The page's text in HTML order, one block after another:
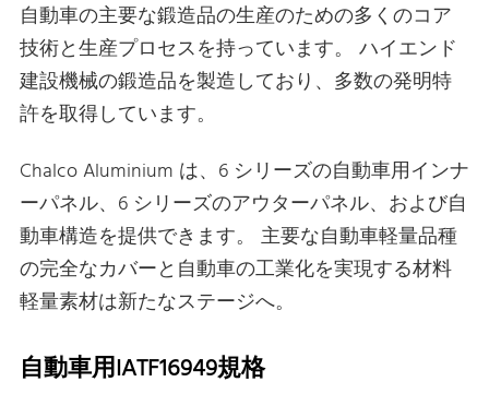
自動車の主要な鍛造品の生産のための多くのコア
技術と生産プロセスを持っています。 ハイエンド
建設機械の鍛造品を製造しており、多数の発明特
許を取得しています。
Chalco Aluminium は、6 シリーズの自動車用インナ
ーパネル、6 シリーズのアウターパネル、および自
動車構造を提供できます。 主要な自動車軽量品種
の完全なカバーと自動車の工業化を実現する材料
軽量素材は新たなステージへ。
自動車用IATF16949規格